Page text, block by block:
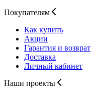
Покупателям
Как купить
Акции
Гарантия и возврат
Доставка
Личный кабинет
Наши проекты